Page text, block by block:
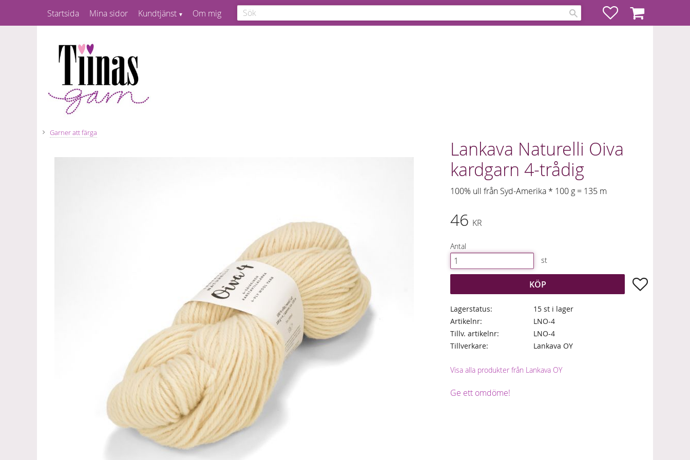
FavoriterKundvagn
Startsida Mina sidor Kundtjänst Om mig
Garner att färga
Lankava Naturelli Oiva
kardgarn 4-trådig
100% ull från Syd-Amerika * 100 g = 135 m
46 KR
Antal
st
KÖP Lägg till i
Lagerstatus
15 st i lager
Artikelnr
LNO-4
Tillv. artikelnr
LNO-4
Tillverkare
Lankava OY
Visa alla produkter från Lankava OY
Ge ett omdöme!